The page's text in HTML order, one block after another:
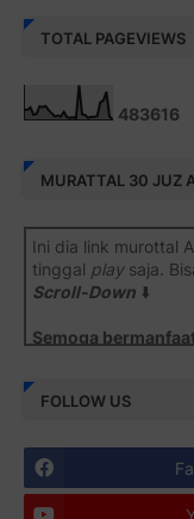
TOTAL PAGEVIEWS
483616
MURATTAL 30 JUZ
Ini dia link murottal
tinggal playsaja.
Scroll-Down ⬇️
Semoga
Juz 1 ⇨
Juz 3 ⇨ http://j.mp/
FOLLOW US